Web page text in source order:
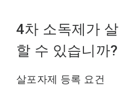
4차 소독제가
할 수 있습니까?
살포자제 등록 요건